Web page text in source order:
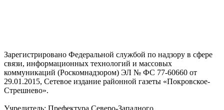
Зарегистрировано Федеральной службой по надзору в сфере
связи, информационных технологий и массовых
коммуникаций (Роскомнадзором) ЭЛ № ФС 77-60660 от
29.01.2015, Сетевое издание районной газеты «Покровское-
Стрешнево».
Учредитель: Префектура Северо-Западного